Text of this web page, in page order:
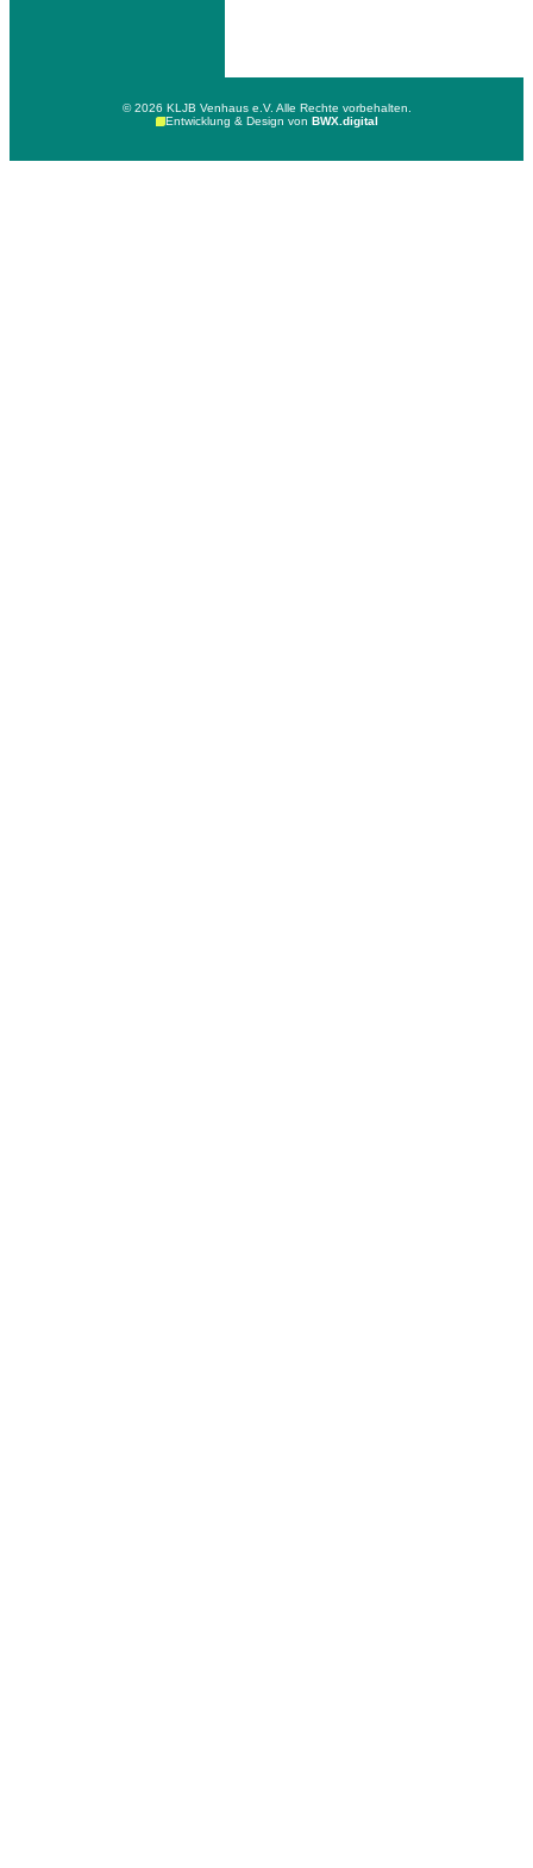
© 2026 KLJB Venhaus e.V. Alle Rechte vorbehalten.
Entwicklung & Design von BWX.digital